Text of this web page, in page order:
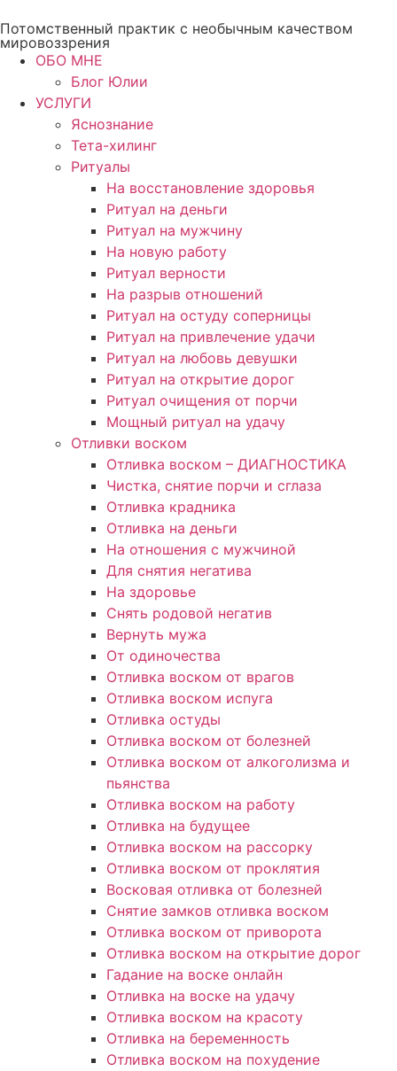
к
содержимому
Потомственный практик с необычным качеством
мировоззрения
ОБО МНЕ
Блог Юлии
УСЛУГИ
Яснознание
Тета-хилинг
Ритуалы
На восстановление здоровья
Ритуал на деньги
Ритуал на мужчину
На новую работу
Ритуал верности
На разрыв отношений
Ритуал на остуду соперницы
Ритуал на привлечение удачи
Ритуал на любовь девушки
Ритуал на открытие дорог
Ритуал очищения от порчи
Мощный ритуал на удачу
Отливки воском
Отливка воском – ДИАГНОСТИКА
Чистка, снятие порчи и сглаза
Отливка крадника
Отливка на деньги
На отношения с мужчиной
Для снятия негатива
На здоровье
Снять родовой негатив
Вернуть мужа
От одиночества
Отливка воском от врагов
Отливка воском испуга
Отливка остуды
Отливка воском от болезней
Отливка воском от алкоголизма и
пьянства
Отливка воском на работу
Отливка на будущее
Отливка воском на рассорку
Отливка воском от проклятия
Восковая отливка от болезней
Снятие замков отливка воском
Отливка воском от приворота
Отливка воском на открытие дорог
Гадание на воске онлайн
Отливка на воске на удачу
Отливка воском на красоту
Отливка на беременность
Отливка воском на похудение